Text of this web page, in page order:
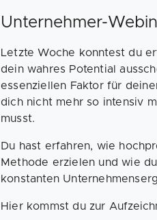
Unternehmer-
Letzte Woche konntest du
dein wahres Potential
essenziellen Faktor für
dich nicht mehr so intensiv
musst.
Du hast erfahren, wie
Methode erzielen und wie
konstanten
Hier kommst du zur